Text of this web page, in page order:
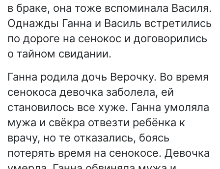
в браке, она тоже вспоминала Василя.
Однажды Ганна и Василь встретились
по дороге на сенокос и договорились
о тайном свидании.
Ганна родила дочь Верочку. Во время
сенокоса девочка заболела, ей
становилось все хуже. Ганна умоляла
мужа и свёкра отвезти ребёнка к
врачу, но те отказались, боясь
потерять время на сенокосе. Девочка